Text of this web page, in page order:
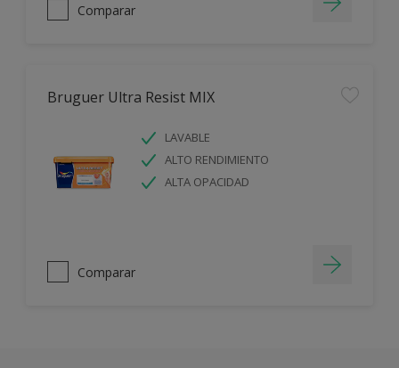
Comparar
Bruguer Ultra Resist MIX
LAVABLE
ALTO RENDIMIENTO
ALTA OPACIDAD
Comparar